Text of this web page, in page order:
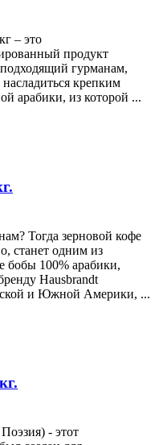
– это
продукт
гурманам,
крепким
арабики, из которой ...
Тогда зерновой кофе
станет одним из
100% арабики,
Hausbrandt
и Южной Америки, ...
- этот